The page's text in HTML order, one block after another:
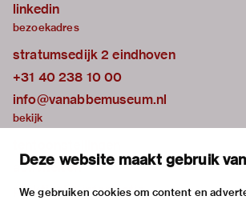
Deze website maakt gebruik
We gebruiken cookies om content en
linkedin
bezoekadres
stratumsedijk 2 eindhoven
+31 40 238 10 00
info@vanabbemuseum.nl
bekijk
activiteiten
praktische informatie